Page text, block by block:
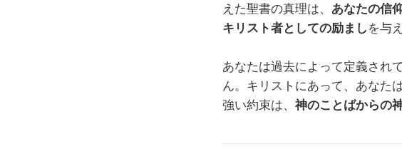
えた聖書の真理は、 あなたの信
キリスト者としての励ましを与
あなたは過去によって定義され
ん。キリストにあって、あなた
強い約束は、 神のことばからの